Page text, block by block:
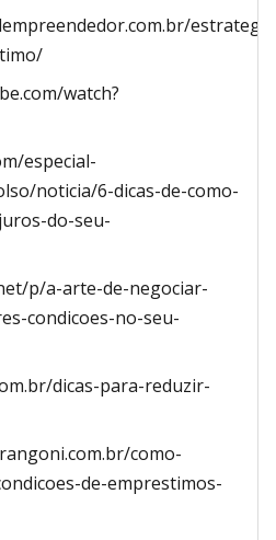
watch?
especial-
noticia/6-dicas-de-como-
do-seu-
p/a-arte-de-negociar-
condicoes-no-seu-
dicas-para-reduzir-
como-
de-emprestimos-